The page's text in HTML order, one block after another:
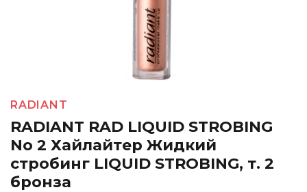
RADIANT
RADIANT RAD LIQUID STROBING
No 2 Хайлайтер Жидкий
стробинг LIQUID STROBING, т. 2
бронза